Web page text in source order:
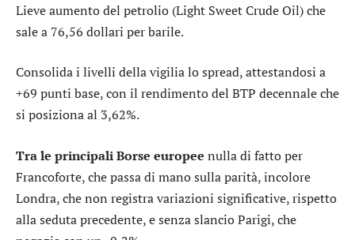
Lieve aumento del petrolio (Light Sweet Crude Oil) che
sale a 76,56 dollari per barile.
Consolida i livelli della vigilia lospread, attestandosi a
+69 punti base, con il rendimento del BTP decennale che
si posiziona al 3,62%.
Tra le principali Borse europee nulla di fatto per
Francoforte, che passa di mano sulla parità, incolore
Londra, che non registra variazioni significative, rispetto
alla seduta precedente, e senza slancioParigi, che